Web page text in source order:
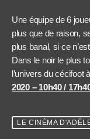
Une équipe de 6
plus que de raison,
plus banal, si ce
Dans le noir le plus
l’univers du cécifoot
2020 – 10h40 /
LE CINÉMA